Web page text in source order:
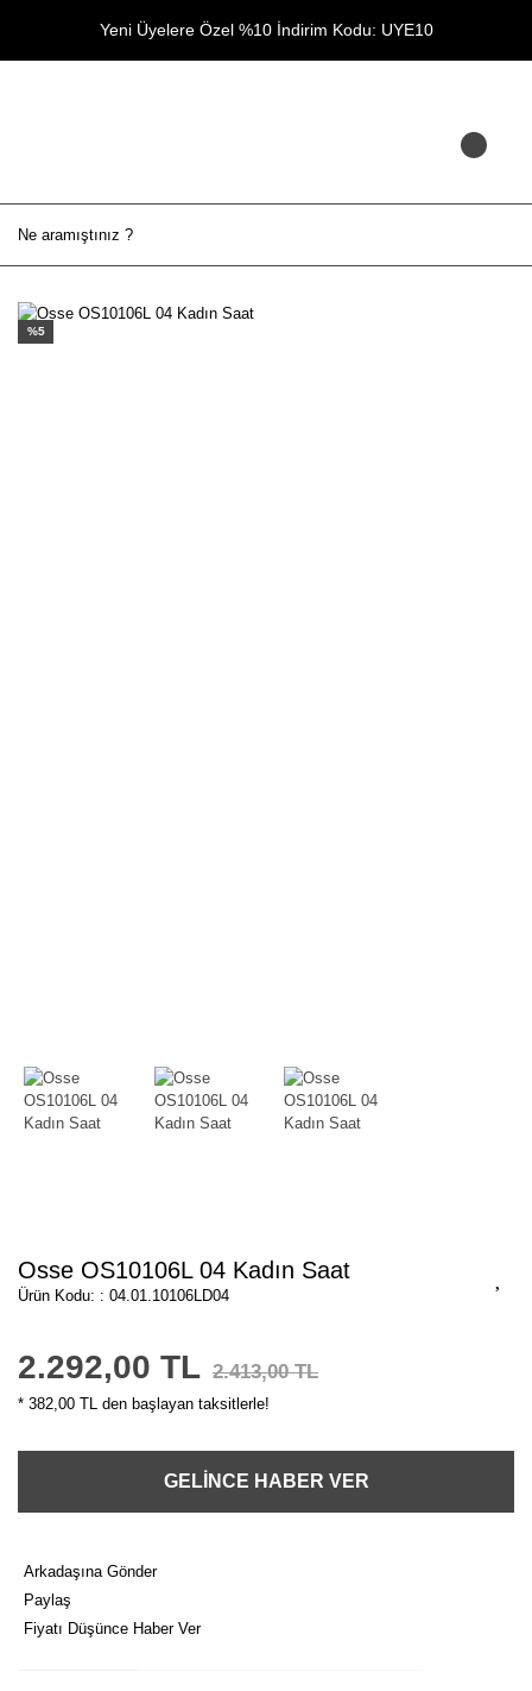
Yeni Üyelere Özel %10 İndirim Kodu: UYE10
%5
Osse OS10106L 04 Kadın Saat
Ürün Kodu: : 04.01.10106LD04
2.292,00 TL 2.413,00 TL
* 382,00 TL den başlayan taksitlerle!
GELİNCE HABER VER
Arkadaşına Gönder
Paylaş
Fiyatı Düşünce Haber Ver